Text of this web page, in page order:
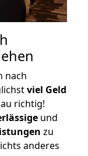
nach
viel Geld
richtig!
und
zu
anderes